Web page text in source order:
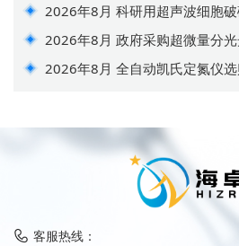
2026年8月 科研用超声波细胞
2026年8月 政府采购超微量分
2026年8月 全自动凯氏定氮仪
客服热线：